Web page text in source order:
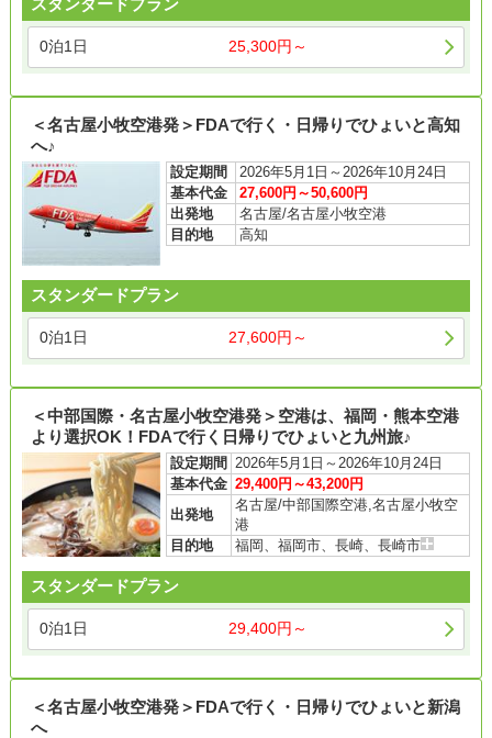
0泊1日 25,300円～
＜名古屋小牧空港発＞FDAで行く・日帰りでひょいと高知
へ♪
設定期間
2026年5月1日～2026年10月24日
基本代金
27,600円～50,600円
出発地
名古屋/名古屋小牧空港
目的地
高知
スタンダードプラン
0泊1日 27,600円～
＜中部国際・名古屋小牧空港発＞空港は、福岡・熊本空港
より選択OK！FDAで行く日帰りでひょいと九州旅♪
設定期間
2026年5月1日～2026年10月24日
基本代金 29,400円～43,200円
出発地
名古屋/中部国際空港,名古屋小牧空
港
目的地
福岡、福岡市、長崎、長崎市
スタンダードプラン
0泊1日 29,400円～
＜名古屋小牧空港発＞FDAで行く・日帰りでひょいと新潟
へ